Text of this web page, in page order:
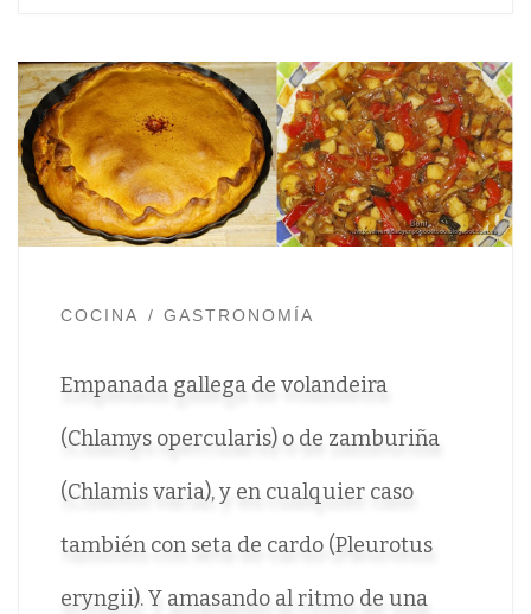
COCINA GASTRONOMÍA
Empanada gallega de volandeira
(Chlamys opercularis) o de zamburiña
(Chlamis varia), y en cualquier caso
también con seta de cardo (Pleurotus
eryngii). Y amasando al ritmo de una